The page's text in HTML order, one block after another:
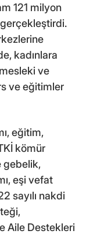
121 milyon
kadınlara
ve
ve eğitimler
eğitim,
kömür
gebelik,
eşi vefat
sayılı nakdi
Aile Destekleri